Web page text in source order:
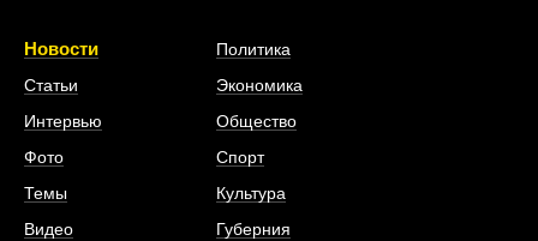
Новости
Статьи
Интервью
Фото
Темы
Видео
Политика
Экономика
Общество
Спорт
Культура
Губерния